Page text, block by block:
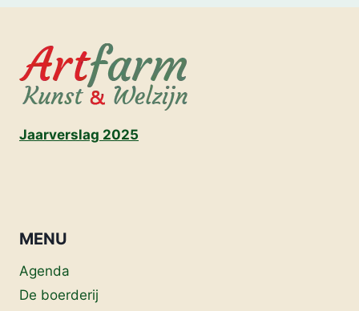
Jaarverslag 2025
MENU
Agenda
De boerderij